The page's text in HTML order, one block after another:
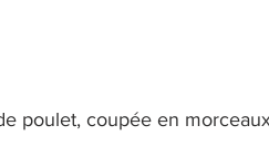
poulet, coupée en